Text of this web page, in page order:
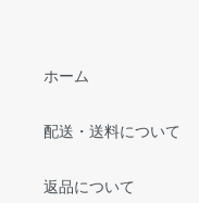
ホーム
配送・送料について
返品について